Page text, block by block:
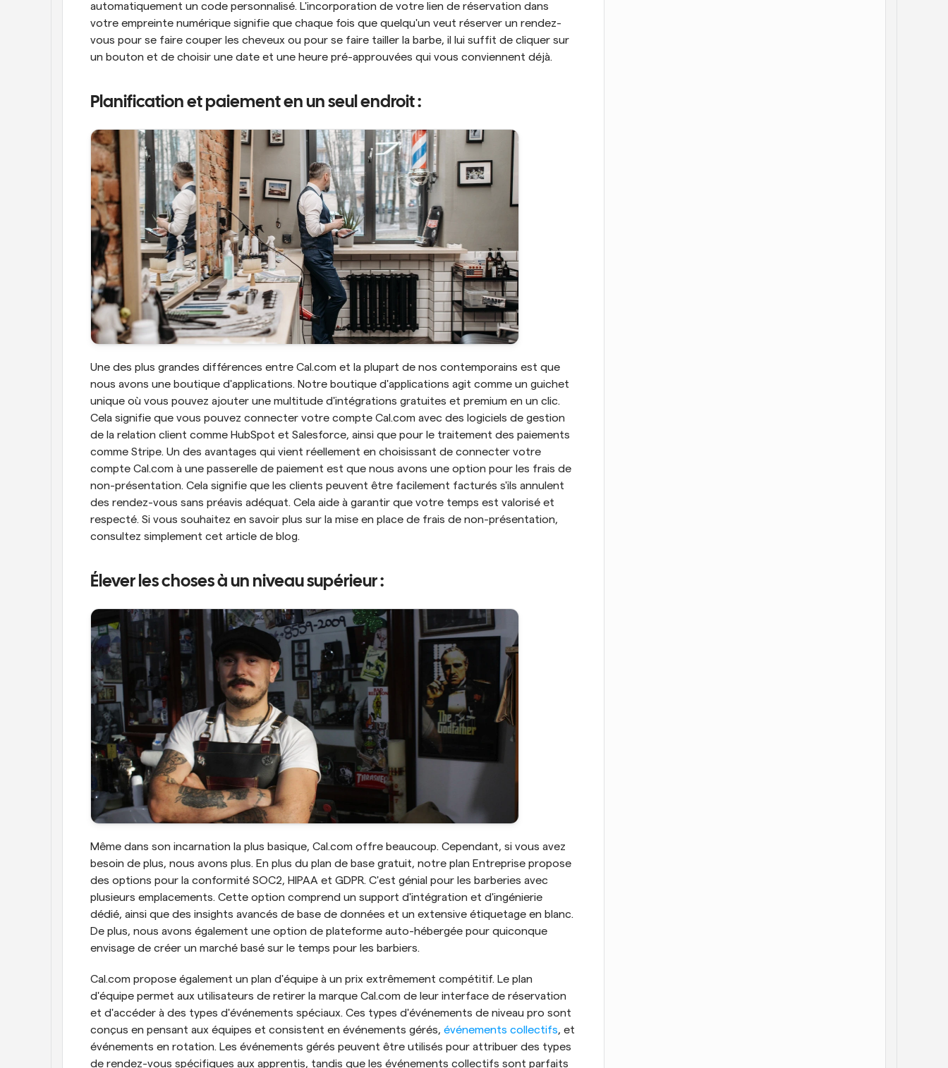
automatiquement un code personnalisé. L'incorporation de votre lien de réservation dans
votre empreinte numérique signifie que chaque fois que quelqu'un veut réserver un rendez-
vous pour se faire couper les cheveux ou pour se faire tailler la barbe, il lui suffit de cliquer sur
un bouton et de choisir une date et une heure pré-approuvées qui vous conviennent déjà.
Planification et paiement en un seul endroit :
Une des plus grandes différences entre Cal.com et la plupart de nos contemporains est que
nous avons une boutique d'applications. Notre boutique d'applications agit comme un guichet
unique où vous pouvez ajouter une multitude d'intégrations gratuites et premium en un clic.
Cela signifie que vous pouvez connecter votre compte Cal.com avec des logiciels de gestion
de la relation client comme HubSpot et Salesforce, ainsi que pour le traitement des paiements
comme Stripe. Un des avantages qui vient réellement en choisissant de connecter votre
compte Cal.com à une passerelle de paiement est que nous avons une option pour les frais de
non-présentation. Cela signifie que les clients peuvent être facilement facturés s'ils annulent
des rendez-vous sans préavis adéquat. Cela aide à garantir que votre temps est valorisé et
respecté. Si vous souhaitez en savoir plus sur la mise en place de frais de non-présentation,
consultez simplement cet article de blog.
Élever les choses à un niveau supérieur :
Même dans son incarnation la plus basique, Cal.com offre beaucoup. Cependant, si vous avez
besoin de plus, nous avons plus. En plus du plan de base gratuit, notre plan Entreprise propose
des options pour la conformité SOC2, HIPAA et GDPR. C'est génial pour les barberies avec
plusieurs emplacements. Cette option comprend un support d'intégration et d'ingénierie
dédié, ainsi que des insights avancés de base de données et un extensive étiquetage en blanc.
De plus, nous avons également une option de plateforme auto-hébergée pour quiconque
envisage de créer un marché basé sur le temps pour les barbiers.
Cal.com propose également un plan d'équipe à un prix extrêmement compétitif. Le plan
d'équipe permet aux utilisateurs de retirer la marque Cal.com de leur interface de réservation
et d'accéder à des types d'événements spéciaux. Ces types d'événements de niveau pro sont
conçus en pensant aux équipes et consistent en événements gérés, événements collectifs, et
événements en rotation. Les événements gérés peuvent être utilisés pour attribuer des types
de rendez-vous spécifiques aux apprentis, tandis que les événements collectifs sont parfaits